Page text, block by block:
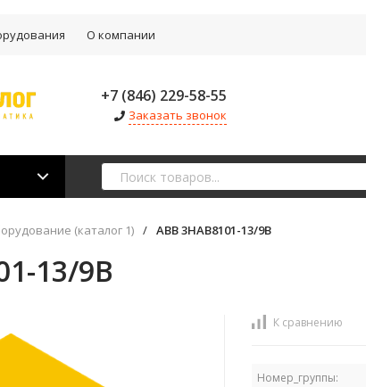
О компании
+7 (846) 229-58-55
Заказать звонок
(каталог 1) / ABB 3HAB8101-13/9B
13/9B
К сравнению
Номер_группы: